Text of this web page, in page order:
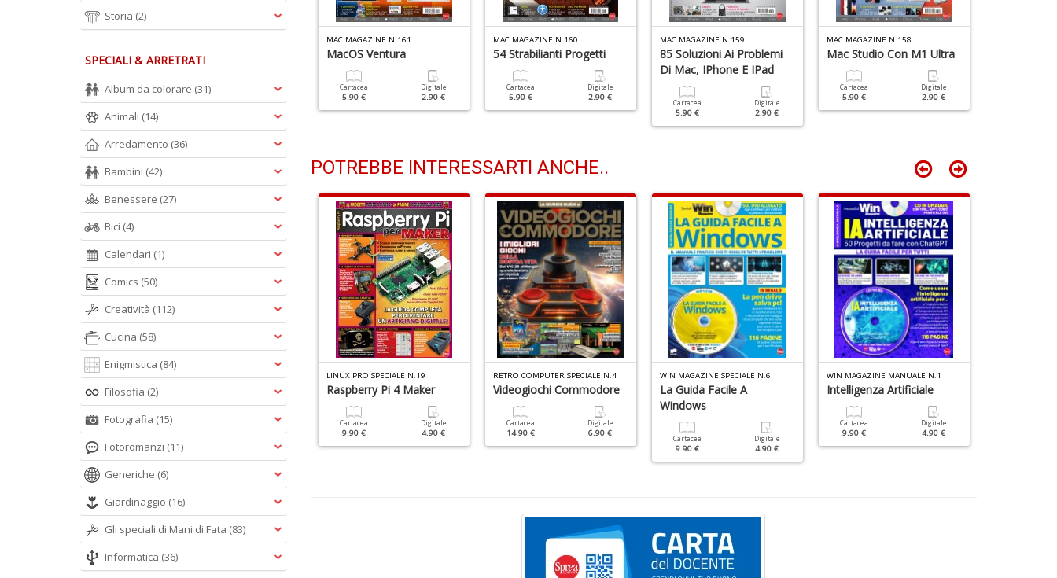
Totale Su
Digitale
2.90 €
Metti Il Turbo Alla Rete Di
Casa
Cartacea Digitale
2.90 €
MAC MAGAZINE N.161
MacOS Ventura
Cartacea
5.90 €
Digitale
2.90 €
MAC MAGAZINE N.160
54 Strabilianti Progetti
Cartacea
5.90 €
Digitale
2.90 €
MAC MAGAZINE N.159
85 Soluzioni Ai Problemi
Di Mac, IPhone E IPad
Cartacea
5.90 €
Digitale
2.90 €
MAC MAGAZINE N.158
Mac Studio Con M1 Ultra
Cartacea
5.90 €
Digitale
2.90 €
POTREBBE INTERESSARTI ANCHE..
MAGAZINE SPECIALE N.4
Digitale
3.90 €
LINUX PRO SPECIALE N.17
9.90 €
Digitale
4.90 €
LINUX PRO SPECIALE N.19
Raspberry Pi 4 Maker
Cartacea
9.90 €
Digitale
4.90 €
RETRO COMPUTER SPECIALE N.4
Videogiochi Commodore
Cartacea
14.90 €
Digitale
6.90 €
WIN MAGAZINE SPECIALE N.6
La Guida Facile A
Windows
Cartacea
9.90 €
Digitale
4.90 €
WIN MAGAZINE MANUALE N.1
Intelligenza Artificiale
Cartacea
9.90 €
Digitale
4.90 €
Storia (2)
SPECIALI & ARRETRATI
Album da colorare (31)
Animali (14)
Arredamento (36)
Bambini (42)
Benessere (27)
Bici (4)
Calendari (1)
Comics (50)
Creatività (112)
Cucina (58)
Enigmistica (84)
Filosofia (2)
Fotografia (15)
Fotoromanzi (11)
Generiche (6)
Giardinaggio (16)
Gli speciali di Mani di Fata (83)
Informatica (36)